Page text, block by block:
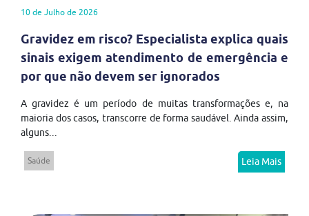
10 de Julho de 2026
Gravidez em risco? Especialista explica quais
sinais exigem atendimento de emergência e
por que não devem ser ignorados
A gravidez é um período de muitas transformações e, na
maioria dos casos, transcorre de forma saudável. Ainda assim,
alguns...
Saúde Leia Mais